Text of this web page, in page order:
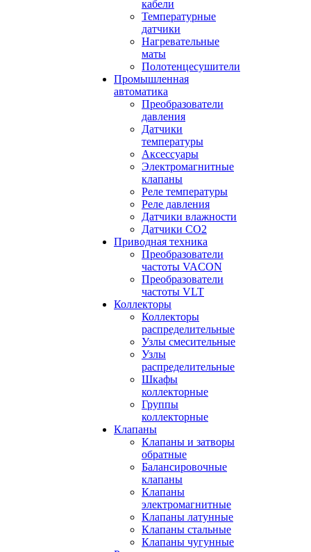
кабели
Температурные
датчики
Нагревательные
маты
Полотенцесушители
Промышленная
автоматика
Преобразователи
давления
Датчики
температуры
Аксессуары
Электромагнитные
клапаны
Реле температуры
Реле давления
Датчики влажности
Датчики CO2
Приводная техника
Преобразователи
частоты VACON
Преобразователи
частоты VLT
Коллекторы
Коллекторы
распределительные
Узлы смесительные
Узлы
распределительные
Шкафы
коллекторные
Группы
коллекторные
Клапаны
Клапаны и затворы
обратные
Балансировочные
клапаны
Клапаны
электромагнитные
Клапаны латунные
Клапаны стальные
Клапаны чугунные